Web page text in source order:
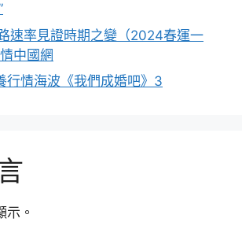
速率見證時期之變（2024春運一
中國網
行情海波《我們成婚吧》3
示。